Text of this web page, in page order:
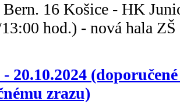
Bern. 16 Košice - HK
hod.) - nová hala
- 20.10.2024
zrazu)